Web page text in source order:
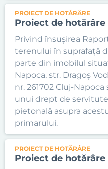
PROIECT DE HOTĂRÂRE
Proiect de hotărâre
Privind însușirea
terenului în suprafață
parte din imobilul
Napoca, str. Dragoș
nr. 261702 Cluj-
unui drept de
pietonală asupra
primarului.
PROIECT DE HOTĂRÂRE
Proiect de hotărâre